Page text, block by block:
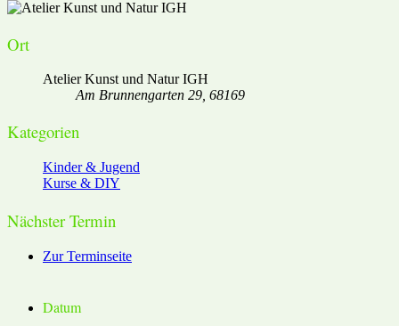
Ort
Atelier Kunst und Natur IGH
Am Brunnengarten 29, 68169
Kategorien
Kinder & Jugend
Kurse & DIY
Nächster Termin
Zur Terminseite
Datum